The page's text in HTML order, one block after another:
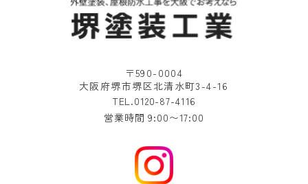
〒590-0004
大阪府堺市堺区北清水町3-4-16
TEL.0120-87-4116
営業時間 9:00〜17:00